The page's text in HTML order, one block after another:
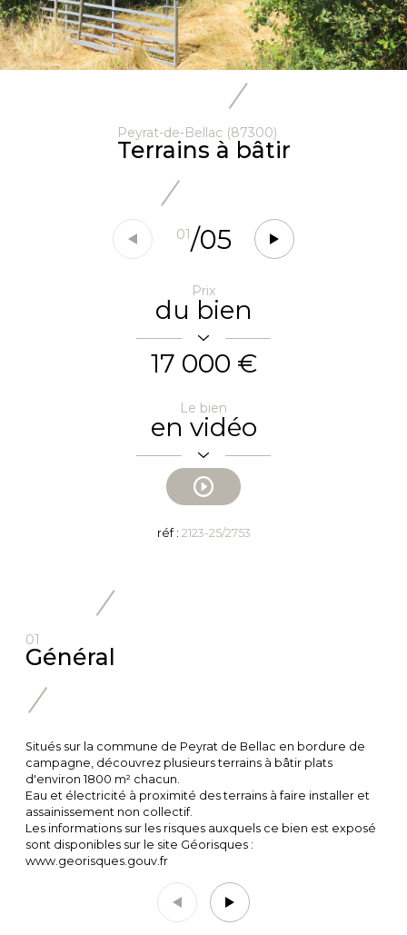
Peyrat-de-Bellac (87300)
Terrains à bâtir
01/05
Prix
du bien
17 000 €
Le bien
en vidéo
réf : 2123-25/2753
01
Général
Situés sur la commune de Peyrat de Bellac en bordure de
campagne, découvrez plusieurs terrains à bâtir plats
d'environ 1800 m² chacun.
Eau et électricité à proximité des terrains à faire installer et
assainissement non collectif.
Les informations sur les risques auxquels ce bien est exposé
sont disponibles sur le site Géorisques :
www.georisques.gouv.fr